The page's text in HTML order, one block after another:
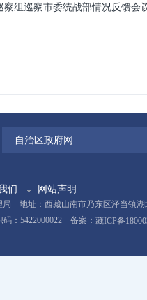
察组巡察市委统战部情况反馈会
自治区政府网
们 网站声明
局 地址：西藏山南市乃东区泽当镇
：5422000022 备案： 藏ICP备